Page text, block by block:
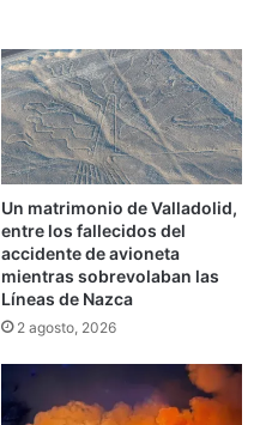
Un matrimonio de Valladolid,
entre los fallecidos del
accidente de avioneta
mientras sobrevolaban las
Líneas de Nazca
2 agosto, 2026